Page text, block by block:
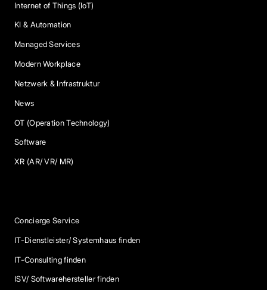
Internet of Things (IoT)
KI & Automation
Managed Services
Modern Workplace
Netzwerk & Infrastruktur
News
OT (Operation Technology)
Software
XR (AR/ VR/ MR)
Concierge Service
IT-Dienstleister/ Systemhaus finden
IT-Consulting finden
ISV/ Softwarehersteller finden